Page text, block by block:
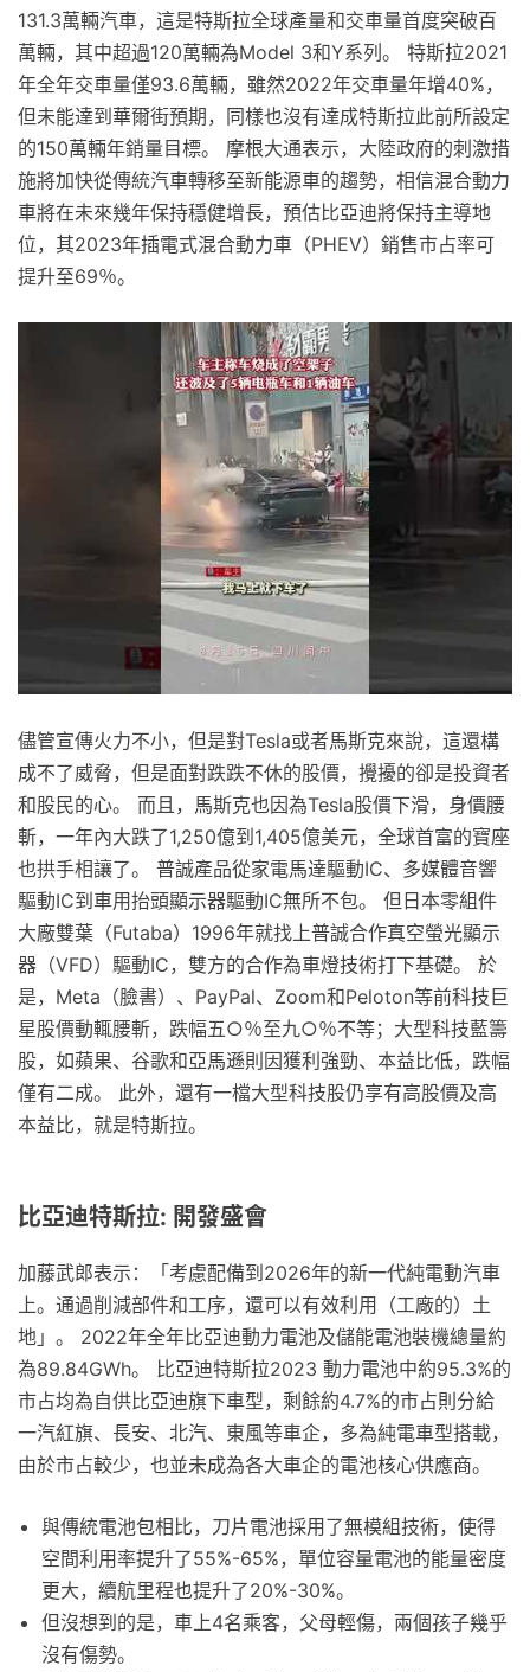
131.3萬輛汽車，這是特斯拉全球產量和交車量首度突破百
萬輛，其中超過120萬輛為Model 3和Y系列。 特斯拉2021
年全年交車量僅93.6萬輛，雖然2022年交車量年增40%，
但未能達到華爾街預期，同樣也沒有達成特斯拉此前所設定
的150萬輛年銷量目標。 摩根大通表示，大陸政府的刺激措
施將加快從傳統汽車轉移至新能源車的趨勢，相信混合動力
車將在未來幾年保持穩健增長，預估比亞迪將保持主導地
位，其2023年插電式混合動力車（PHEV）銷售市占率可
提升至69％。
儘管宣傳火力不小，但是對Tesla或者馬斯克來說，這還構
成不了威脅，但是面對跌跌不休的股價，攪擾的卻是投資者
和股民的心。 而且，馬斯克也因為Tesla股價下滑，身價腰
斬，一年內大跌了1,250億到1,405億美元，全球首富的寶座
也拱手相讓了。 普誠產品從家電馬達驅動IC、多媒體音響
驅動IC到車用抬頭顯示器驅動IC無所不包。 但日本零組件
大廠雙葉（Futaba）1996年就找上普誠合作真空螢光顯示
器（VFD）驅動IC，雙方的合作為車燈技術打下基礎。 於
是，Meta（臉書）、PayPal、Zoom和Peloton等前科技巨
星股價動輒腰斬，跌幅五○％至九○％不等；大型科技藍籌
股，如蘋果、谷歌和亞馬遜則因獲利強勁、本益比低，跌幅
僅有二成。 此外，還有一檔大型科技股仍享有高股價及高
本益比，就是特斯拉。
比亞迪特斯拉: 開發盛會
加藤武郎表示：「考慮配備到2026年的新一代純電動汽車
上。通過削減部件和工序，還可以有效利用（工廠的）土
地」。 2022年全年比亞迪動力電池及儲能電池裝機總量約
為89.84GWh。 比亞迪特斯拉2023 動力電池中約95.3%的
市占均為自供比亞迪旗下車型，剩餘約4.7%的市占則分給
一汽紅旗、長安、北汽、東風等車企，多為純電車型搭載，
由於市占較少，也並未成為各大車企的電池核心供應商。
與傳統電池包相比，刀片電池採用了無模組技術，使得
空間利用率提升了55%-65%，單位容量電池的能量密度
更大，續航里程也提升了20%-30%。
但沒想到的是，車上4名乘客，父母輕傷，兩個孩子幾乎
沒有傷勢。